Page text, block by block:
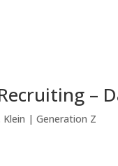
–
Klein |Generation Z